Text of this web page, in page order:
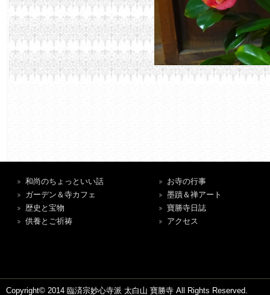
和尚のちょっといい話
ガーデン＆寺カフェ
歴史と宝物
供養とご祈祷
お寺の行事
墨蹟＆禅アート
寶勝寺日誌
アクセス
Copyright© 2014 臨済宗妙心寺派 太白山 寶勝寺 All Rights Reserved.